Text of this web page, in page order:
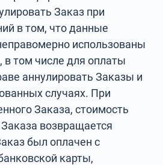
Заказ при
в том, что данные
использованы
в том числе для оплаты
аннулировать Заказы и
случаях. При
Заказа, стоимость
возвращается
был оплачен с
карты,